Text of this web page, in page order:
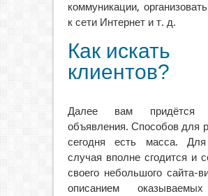
коммуникации,
к сети Интернет и т. д.
Как искать
клиентов?
Далее вам придётся
объявления. Способов для
сегодня есть масса. Для
случая вполне сгодится и
своего небольшого сайта-
описанием